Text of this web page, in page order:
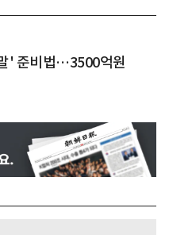
' 준비법…3500억원